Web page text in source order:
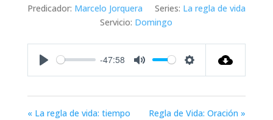
Predicador: Marcelo Jorquera Series: La regla de vida
Servicio: Domingo
-47:58
« La regla de vida: tiempo
Regla de Vida: Oración »